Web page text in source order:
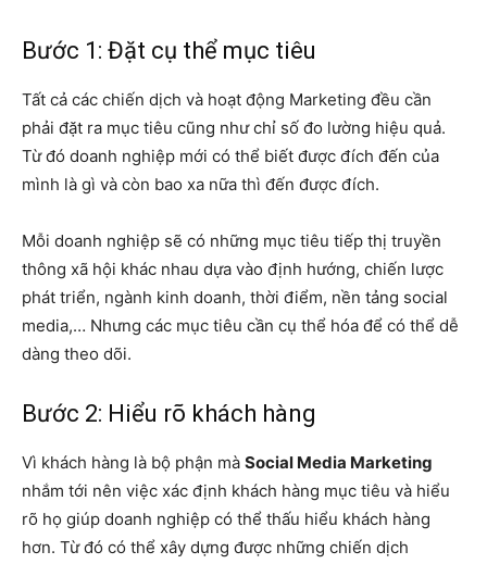
Bước 1: Đặt cụ thể mục tiêu
Tất cả các chiến dịch và hoạt động Marketing đều cần
phải đặt ra mục tiêu cũng như chỉ số đo lường hiệu quả.
Từ đó doanh nghiệp mới có thể biết được đích đến của
mình là gì và còn bao xa nữa thì đến được đích.
Mỗi doanh nghiệp sẽ có những mục tiêu tiếp thị truyền
thông xã hội khác nhau dựa vào định hướng, chiến lược
phát triển, ngành kinh doanh, thời điểm, nền tảng social
media,… Nhưng các mục tiêu cần cụ thể hóa để có thể dễ
dàng theo dõi.
Bước 2: Hiểu rõ khách hàng
Vì khách hàng là bộ phận mà Social Media Marketing
nhắm tới nên việc xác định khách hàng mục tiêu và hiểu
rõ họ giúp doanh nghiệp có thể thấu hiểu khách hàng
hơn. Từ đó có thể xây dựng được những chiến dịch